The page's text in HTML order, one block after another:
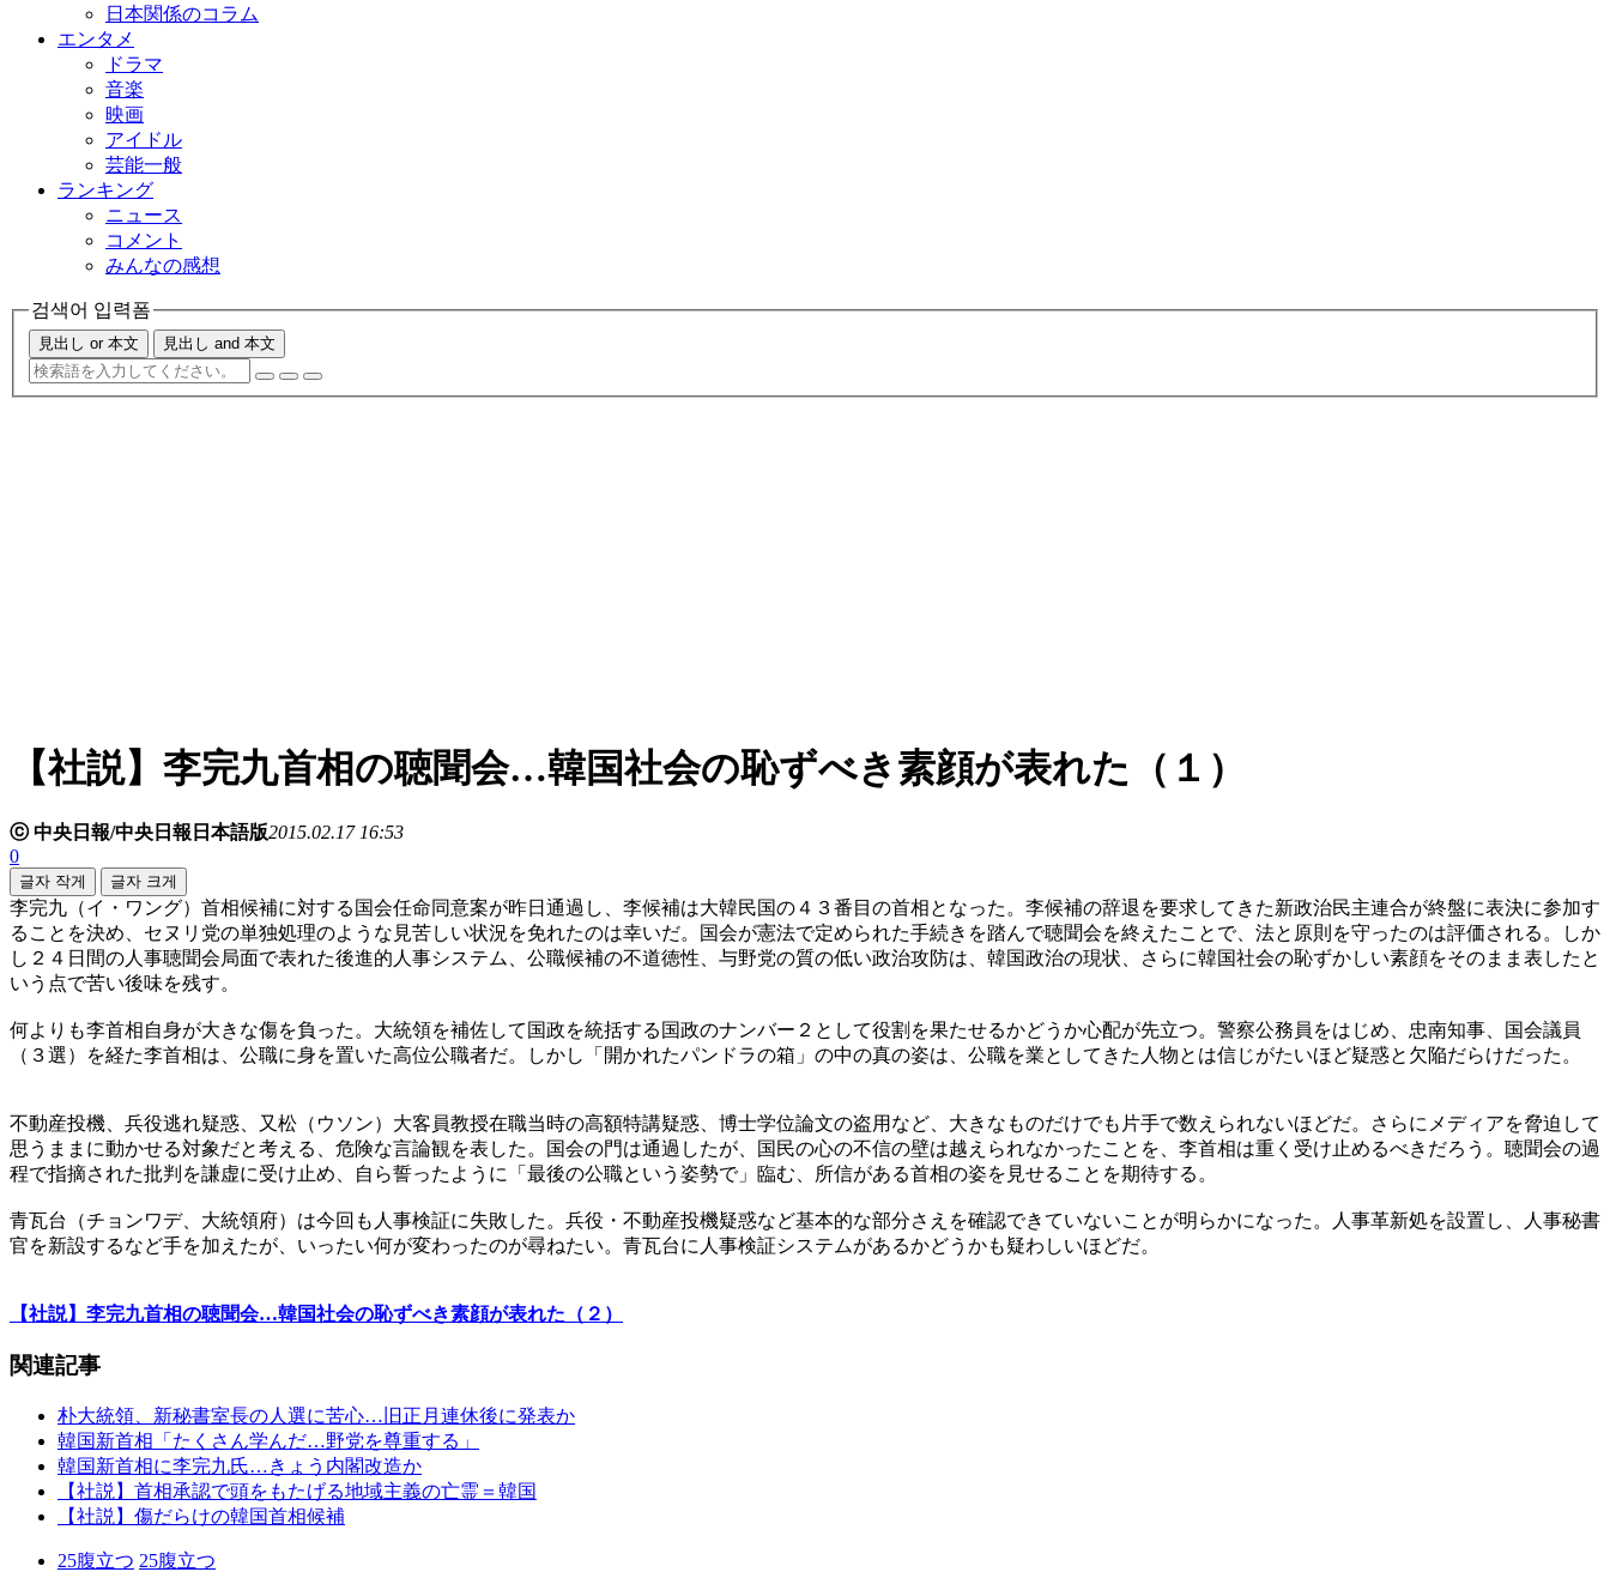
日本関係のコラム
エンタメ
ドラマ
音楽
映画
アイドル
芸能一般
ランキング
ニュース
コメント
みんなの感想
검색어 입력폼
見出し or 本文 見出し and 本文
【社説】李完九首相の聴聞会…韓国社会の恥ずべき素顔が表れた（１）
ⓒ 中央日報/中央日報日本語版2015.02.17 16:53
0
글자 작게 글자 크게
李完九（イ・ワング）首相候補に対する国会任命同意案が昨日通過し、李候補は大韓民国の４３番目の首相となった。李候補の辞退を要求してきた新政治民主連合が終盤に表決に参加す
ることを決め、セヌリ党の単独処理のような見苦しい状況を免れたのは幸いだ。国会が憲法で定められた手続きを踏んで聴聞会を終えたことで、法と原則を守ったのは評価される。しか
し２４日間の人事聴聞会局面で表れた後進的人事システム、公職候補の不道徳性、与野党の質の低い政治攻防は、韓国政治の現状、さらに韓国社会の恥ずかしい素顔をそのまま表したと
いう点で苦い後味を残す。
何よりも李首相自身が大きな傷を負った。大統領を補佐して国政を統括する国政のナンバー２として役割を果たせるかどうか心配が先立つ。警察公務員をはじめ、忠南知事、国会議員
（３選）を経た李首相は、公職に身を置いた高位公職者だ。しかし「開かれたパンドラの箱」の中の真の姿は、公職を業としてきた人物とは信じがたいほど疑惑と欠陥だらけだった。
不動産投機、兵役逃れ疑惑、又松（ウソン）大客員教授在職当時の高額特講疑惑、博士学位論文の盗用など、大きなものだけでも片手で数えられないほどだ。さらにメディアを脅迫して
思うままに動かせる対象だと考える、危険な言論観を表した。国会の門は通過したが、国民の心の不信の壁は越えられなかったことを、李首相は重く受け止めるべきだろう。聴聞会の過
程で指摘された批判を謙虚に受け止め、自ら誓ったように「最後の公職という姿勢で」臨む、所信がある首相の姿を見せることを期待する。
青瓦台（チョンワデ、大統領府）は今回も人事検証に失敗した。兵役・不動産投機疑惑など基本的な部分さえを確認できていないことが明らかになった。人事革新処を設置し、人事秘書
官を新設するなど手を加えたが、いったい何が変わったのが尋ねたい。青瓦台に人事検証システムがあるかどうかも疑わしいほどだ。
【社説】李完九首相の聴聞会…韓国社会の恥ずべき素顔が表れた（２）
関連記事
朴大統領、新秘書室長の人選に苦心…旧正月連休後に発表か
韓国新首相「たくさん学んだ…野党を尊重する」
韓国新首相に李完九氏…きょう内閣改造か
【社説】首相承認で頭をもたげる地域主義の亡霊＝韓国
【社説】傷だらけの韓国首相候補
25腹立つ 25腹立つ